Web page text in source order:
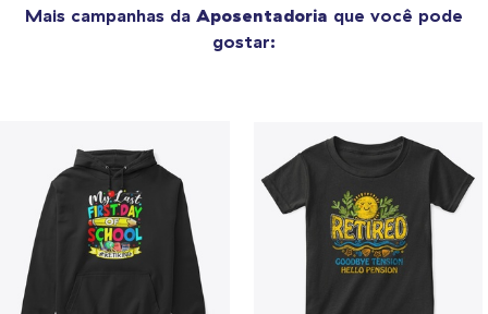
Mais campanhas da Aposentadoria que você pode
gostar: